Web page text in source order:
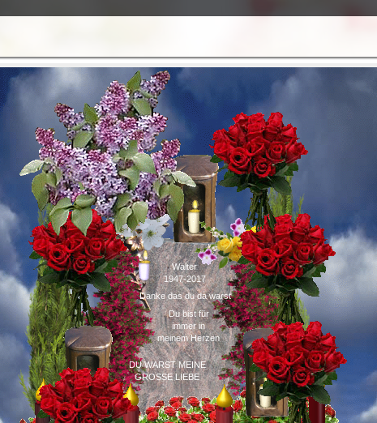
Du bist für
immer in
meinem Herzen
DU WARST MEINE
GROSSE LIEBE
Walter
1947-2017
Danke das du da warst